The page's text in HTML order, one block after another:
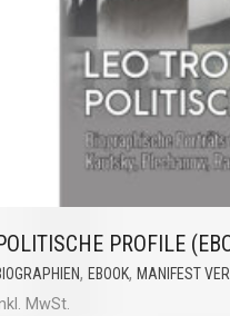
PROFILE
, EBOOK, MANIFEST
MwSt.